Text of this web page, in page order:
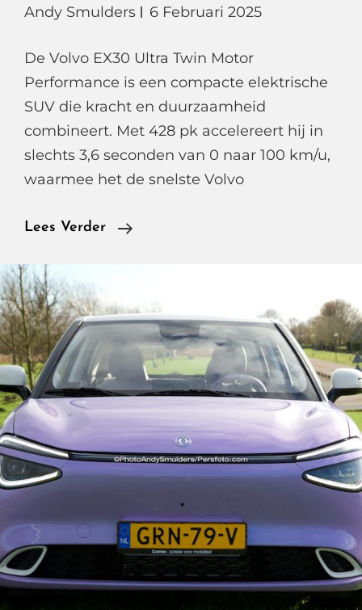
Andy Smulders 6 Februari 2025
De Volvo EX30 Ultra Twin Motor
Performance is een compacte elektrische
SUV die kracht en duurzaamheid
combineert. Met 428 pk accelereert hij in
slechts 3,6 seconden van 0 naar 100 km/u,
waarmee het de snelste Volvo
Lees Verder
Volvo
Motor
Performance